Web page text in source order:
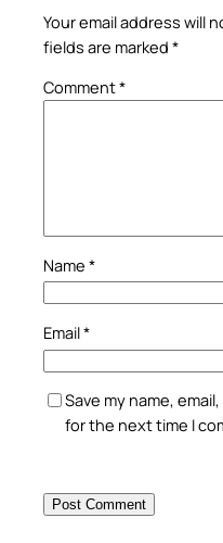
Your email address will
fields are marked *
Comment*
Name *
Email*
Save my name,
for the next time I